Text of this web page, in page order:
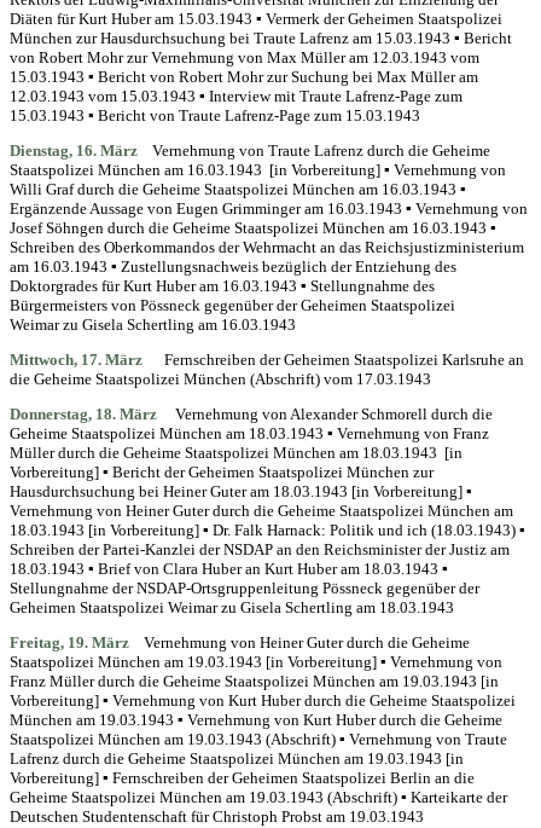
Diäten für Kurt Huber am 15.03.1943 ▪ Vermerk der Geheimen Staatspolizei
München zur Hausdurchsuchung bei Traute Lafrenz am 15.03.1943 ▪ Bericht
von Robert Mohr zur Vernehmung von Max Müller am 12.03.1943 vom
15.03.1943 ▪ Bericht von Robert Mohr zur Suchung bei Max Müller am
12.03.1943 vom 15.03.1943 ▪ Interview mit Traute Lafrenz-Page zum
15.03.1943 ▪ Bericht von Traute Lafrenz-Page zum 15.03.1943
Dienstag, 16. März Vernehmung von Traute Lafrenz durch die Geheime
Staatspolizei München am 16.03.1943 [in Vorbereitung] ▪ Vernehmung von
Willi Graf durch die Geheime Staatspolizei München am 16.03.1943 ▪
Ergänzende Aussage von Eugen Grimminger am 16.03.1943 ▪ Vernehmung von
Josef Söhngen durch die Geheime Staatspolizei München am 16.03.1943 ▪
Schreiben des Oberkommandos der Wehrmacht an das Reichsjustizministerium
am 16.03.1943 ▪ Zustellungsnachweis bezüglich der Entziehung des
Doktorgrades für Kurt Huber am 16.03.1943 ▪ Stellungnahme des
Bürgermeisters von Pössneck gegenüber der Geheimen Staatspolizei
Weimar zu Gisela Schertling am 16.03.1943
Mittwoch, 17. März
Fernschreiben der Geheimen Staatspolizei Karlsruhe an
die Geheime Staatspolizei München (Abschrift) vom 17.03.1943
Donnerstag, 18. März Vernehmung von Alexander Schmorell durch die
Geheime Staatspolizei München am 18.03.1943 ▪ Vernehmung von Franz
Müller durch die Geheime Staatspolizei München am 18.03.1943 [in
Vorbereitung] ▪ Bericht der Geheimen Staatspolizei München zur
Hausdurchsuchung bei Heiner Guter am 18.03.1943 [in Vorbereitung] ▪
Vernehmung von Heiner Guter durch die Geheime Staatspolizei München am
18.03.1943 [in Vorbereitung] ▪ Dr. Falk Harnack: Politik und ich (18.03.1943) ▪
Schreiben der Partei-Kanzlei der NSDAP an den Reichsminister der Justiz am
18.03.1943 ▪ Brief von Clara Huber an Kurt Huber am 18.03.1943 ▪
Stellungnahme der NSDAP-Ortsgruppenleitung Pössneck gegenüber der
Geheimen Staatspolizei Weimar zu Gisela Schertling am 18.03.1943
Freitag, 19. März
Vernehmung von Heiner Guter durch die Geheime
Staatspolizei München am 19.03.1943 [in Vorbereitung] ▪ Vernehmung von
Franz Müller durch die Geheime Staatspolizei München am 19.03.1943 [in
Vorbereitung] ▪ Vernehmung von Kurt Huber durch die Geheime Staatspolizei
München am 19.03.1943 ▪ Vernehmung von Kurt Huber durch die Geheime
Staatspolizei München am 19.03.1943 (Abschrift) ▪ Vernehmung von Traute
Lafrenz durch die Geheime Staatspolizei München am 19.03.1943 [in
Vorbereitung] ▪ Fernschreiben der Geheimen Staatspolizei Berlin an die
Geheime Staatspolizei München am 19.03.1943 (Abschrift) ▪ Karteikarte der
Deutschen Studentenschaft für Christoph Probst am 19.03.1943